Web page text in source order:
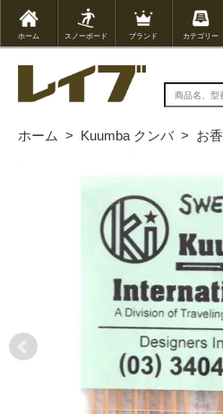
ホーム スノーボード ブランド カテゴリー
ホーム > Kuumba クンバ> お香